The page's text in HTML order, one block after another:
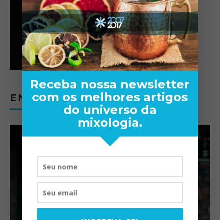
ENTREVISTAS
Receba nossa newsletter
com os melhores artigos
do universo da
mixologia.